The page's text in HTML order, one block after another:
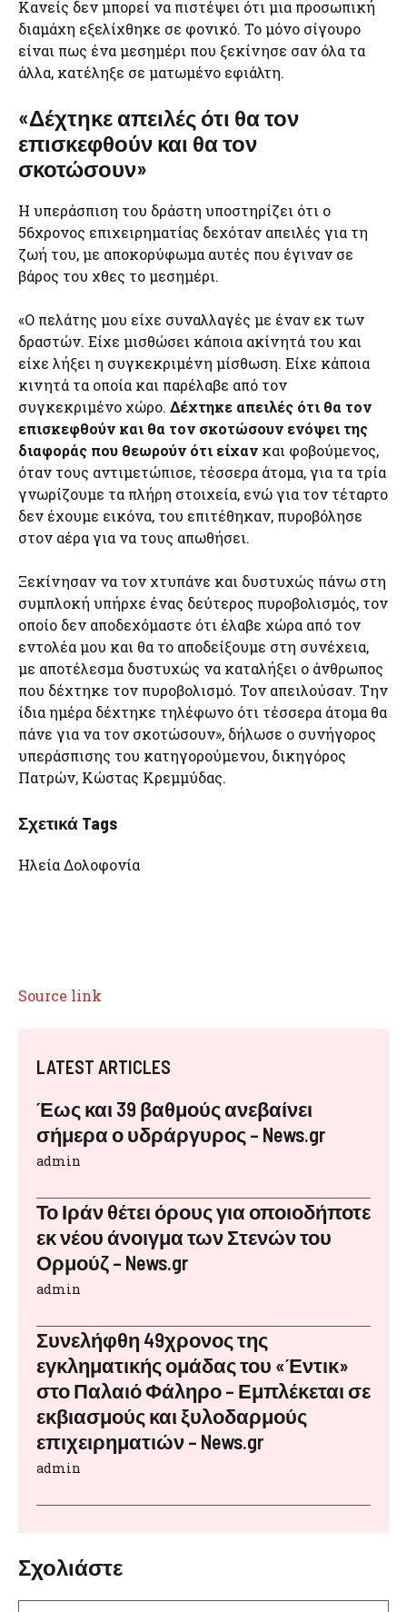
Κανείς δεν μπορεί να πιστέψει ότι μια προσωπική
διαμάχη εξελίχθηκε σε φονικό. Το μόνο σίγουρο
είναι πως ένα μεσημέρι που ξεκίνησε σαν όλα τα
άλλα, κατέληξε σε ματωμένο εφιάλτη.
«Δέχτηκε απειλές ότι θα τον
επισκεφθούν και θα τον
σκοτώσουν»
Η υπεράσπιση του δράστη υποστηρίζει ότι ο
56χρονος επιχειρηματίας δεχόταν απειλές για τη
ζωή του, με αποκορύφωμα αυτές που έγιναν σε
βάρος του χθες το μεσημέρι.
«Ο πελάτης μου είχε συναλλαγές με έναν εκ των
δραστών. Είχε μισθώσει κάποια ακίνητά του και
είχε λήξει η συγκεκριμένη μίσθωση. Είχε κάποια
κινητά τα οποία και παρέλαβε από τον
συγκεκριμένο χώρο. Δέχτηκε απειλές ότι θα τον
επισκεφθούν και θα τον σκοτώσουν ενόψει της
διαφοράς που θεωρούν ότι είχαν και φοβούμενος,
όταν τους αντιμετώπισε, τέσσερα άτομα, για τα τρία
γνωρίζουμε τα πλήρη στοιχεία, ενώ για τον τέταρτο
δεν έχουμε εικόνα, του επιτέθηκαν, πυροβόλησε
στον αέρα για να τους απωθήσει.
Ξεκίνησαν να τον χτυπάνε και δυστυχώς πάνω στη
συμπλοκή υπήρχε ένας δεύτερος πυροβολισμός, τον
οποίο δεν αποδεχόμαστε ότι έλαβε χώρα από τον
εντολέα μου και θα το αποδείξουμε στη συνέχεια,
με αποτέλεσμα δυστυχώς να καταλήξει ο άνθρωπος
που δέχτηκε τον πυροβολισμό. Τον απειλούσαν. Την
ίδια ημέρα δέχτηκε τηλέφωνο ότι τέσσερα άτομα θα
πάνε για να τον σκοτώσουν», δήλωσε ο συνήγορος
υπεράσπισης του κατηγορούμενου, δικηγόρος
Πατρών, Κώστας Κρεμμύδας.
Σχετικά Tags
Ηλεία Δολοφονία
Source link
LATEST ARTICLES
Έως και 39 βαθμούς ανεβαίνει
σήμερα ο υδράργυρος – News.gr
admin
Το Ιράν θέτει όρους για οποιοδήποτε
εκ νέου άνοιγμα των Στενών του
Ορμούζ – News.gr
admin
Συνελήφθη 49χρονος της
εγκληματικής ομάδας του «Έντικ»
στο Παλαιό Φάληρο – Εμπλέκεται σε
εκβιασμούς και ξυλοδαρμούς
επιχειρηματιών – News.gr
admin
Σχολιάστε